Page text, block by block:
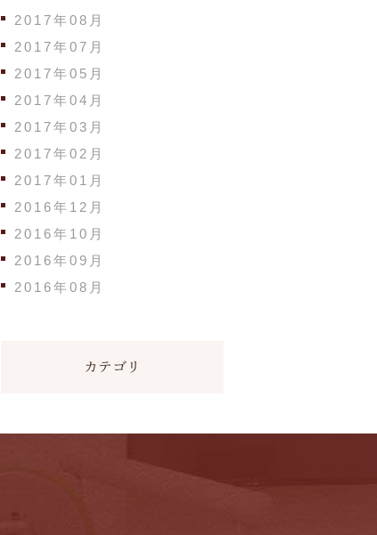
2017年08月
2017年07月
2017年05月
2017年04月
2017年03月
2017年02月
2017年01月
2016年12月
2016年10月
2016年09月
2016年08月
カテゴリ